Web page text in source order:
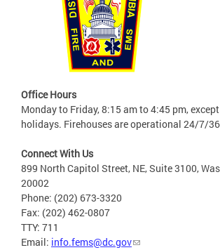
Office Hours
Monday to Friday, 8:15 am to 4:45 pm,
holidays. Firehouses are operational 24/7/
Connect With Us
899 North Capitol Street, NE, Suite 3100,
20002
Phone: (202) 673-3320
Fax: (202) 462-0807
TTY: 711
Email: info.fems@dc.gov